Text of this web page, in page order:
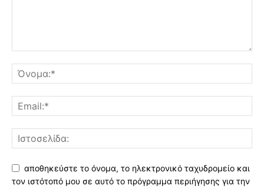
αποθηκεύστε το όνομα, το ηλεκτρονικό ταχυδρομείο και
τον ιστότοπό μου σε αυτό το πρόγραμμα περιήγησης για την